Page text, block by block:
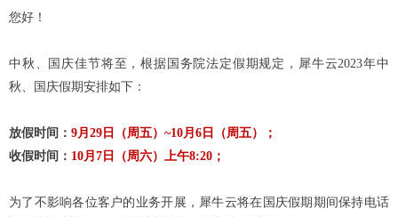
您好！
中秋、国庆佳节将至，根据国务院法定假期规定，犀牛云2023年中
秋、国庆假期安排如下：
放假时间： 9月29日（周五）~10月6日（周五）；
收假时间： 10月7日（周六）上午8:20；
为了不影响各位客户的业务开展，犀牛云将在国庆假期期间保持电话